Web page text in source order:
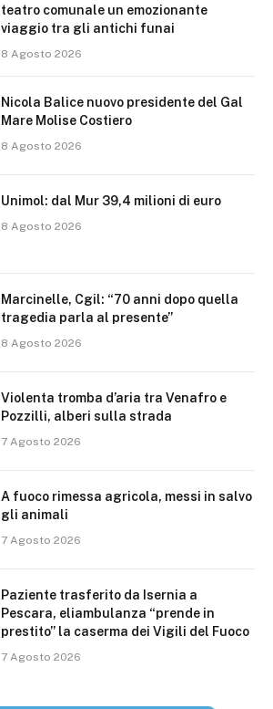
teatro comunale un emozionante
viaggio tra gli antichi funai
8 Agosto 2026
Nicola Balice nuovo presidente del Gal
Mare Molise Costiero
8 Agosto 2026
Unimol: dal Mur 39,4 milioni di euro
8 Agosto 2026
Marcinelle, Cgil: “70 anni dopo quella
tragedia parla al presente”
8 Agosto 2026
Violenta tromba d’aria tra Venafro e
Pozzilli, alberi sulla strada
7 Agosto 2026
A fuoco rimessa agricola, messi in salvo
gli animali
7 Agosto 2026
Paziente trasferito da Isernia a
Pescara, eliambulanza “prende in
prestito” la caserma dei Vigili del Fuoco
7 Agosto 2026